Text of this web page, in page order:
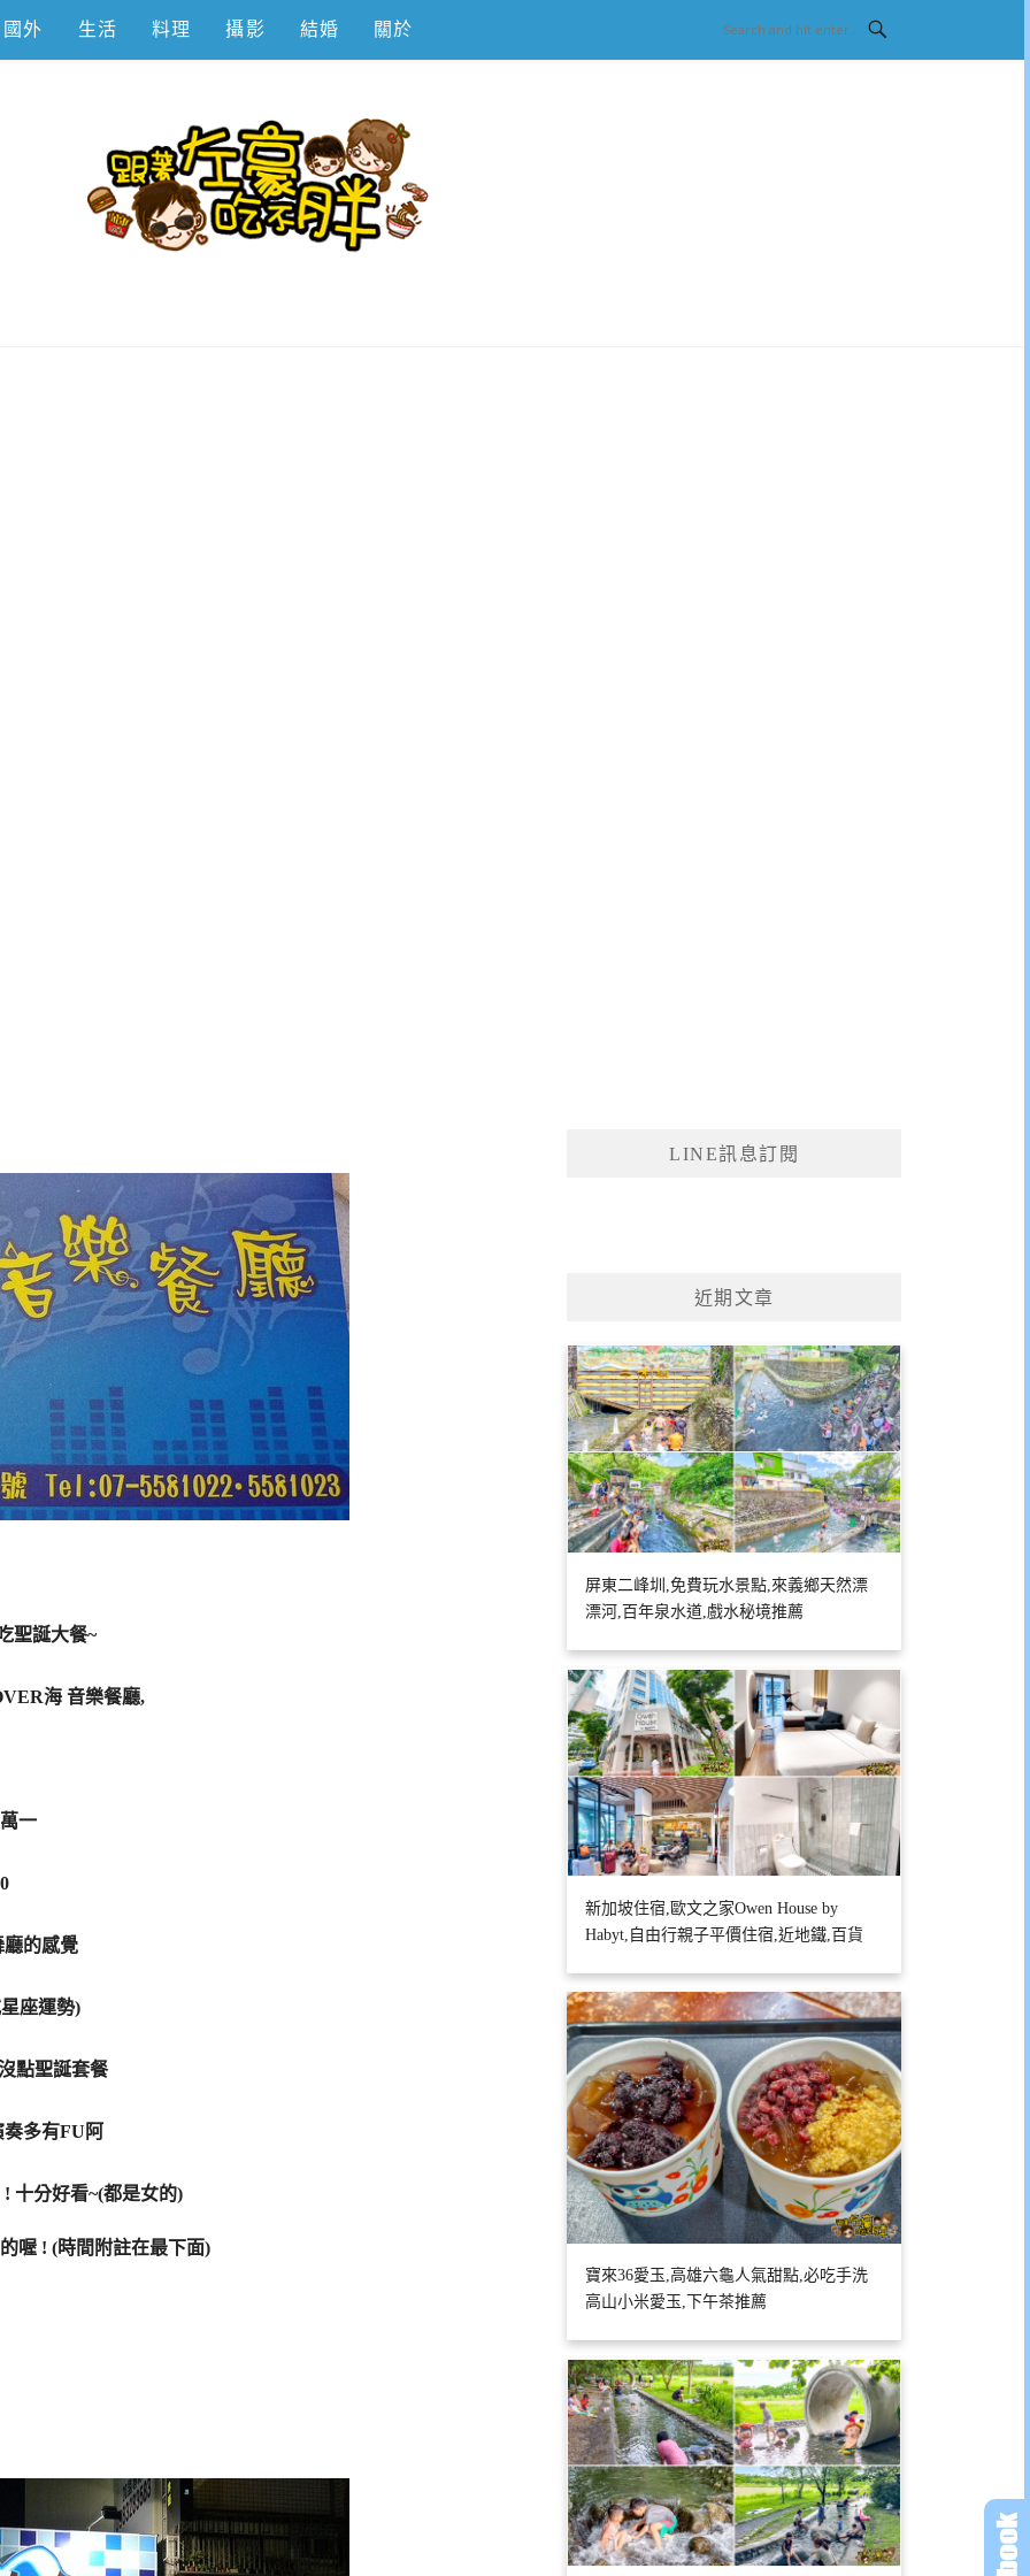
國外 生活 料理 攝影 結婚 關於
聖誕大餐~
海 音樂餐廳,
一
廳的感覺
座運勢)
點聖誕套餐
奏多有FU阿
十分好看~(都是女的)
喔 ! (時間附註在最下面)
LINE訊息訂閱
近期文章
屏東二峰圳,免費玩水景點,來義鄉天然漂
漂河,百年泉水道,戲水秘境推薦
新加坡住宿,歐文之家Owen House by
Habyt,自由行親子平價住宿,近地鐵,百貨
寶來36愛玉,高雄六龜人氣甜點,必吃手洗
高山小米愛玉,下午茶推薦